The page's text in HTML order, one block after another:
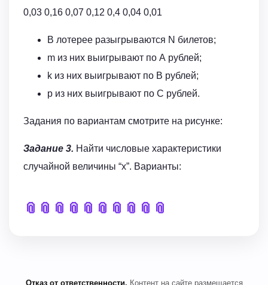
0,03 0,16 0,07 0,12 0,4 0,04 0,01
В лотерее разыгрываются N билетов;
m из них выигрывают по А рублей;
k из них выигрывают по В рублей;
p из них выигрывают по С рублей.
Задания по вариантам смотрите на рисунке:
Задание 3. Найти числовые характеристики
случайной величины “х”. Варианты:
📎 📎 📎 📎 📎 📎 📎 📎 📎 📎
Отказ от ответственности. Контент на сайте размещается